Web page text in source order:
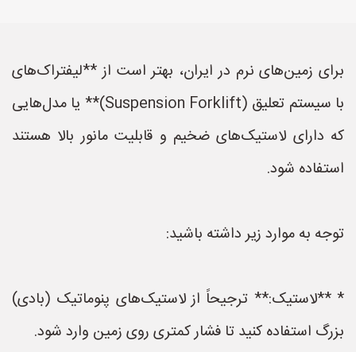
برای زمین‌های نرم در ایران، بهتر است از **لیفتراک‌های
با سیستم تعلیق (Suspension Forklift)** یا مدل‌هایی
که دارای لاستیک‌های ضخیم و قابلیت مانور بالا هستند
استفاده شود.
توجه به موارد زیر داشته باشید:
* **لاستیک:** ترجیحاً از لاستیک‌های پنوماتیک (بادی)
بزرگ استفاده کنید تا فشار کمتری روی زمین وارد شود.